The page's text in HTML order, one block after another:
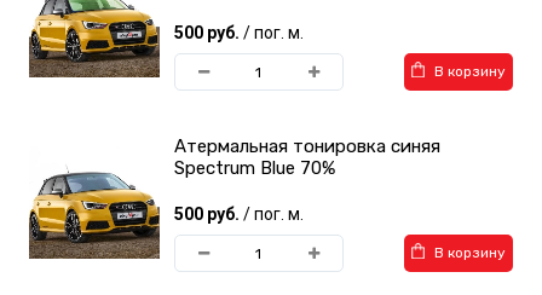
500 руб. / пог. м.
В корзину
Атермальная тонировка синяя
Spectrum Blue 70%
500 руб. / пог. м.
В корзину